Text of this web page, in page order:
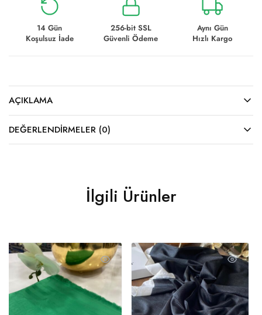
14 Gün
Koşulsuz İade
256-bit SSL
Güvenli Ödeme
Aynı Gün
Hızlı Kargo
AÇIKLAMA
DEĞERLENDIRMELER (0)
İlgili Ürünler